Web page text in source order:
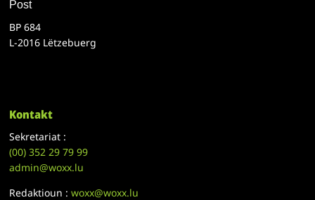
Post
BP 684
L-2016 Lëtzebuerg
Kontakt
Sekretariat :
(00)352 29 79 99
admin@woxx.lu
Redaktioun :woxx@woxx.lu